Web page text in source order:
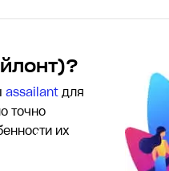
assailant для
точно
их